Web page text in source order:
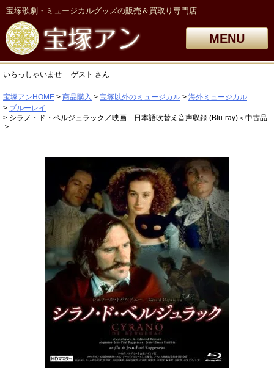
宝塚歌劇・ミュージカルグッズの販売＆買取り専門店
MENU
いらっしゃいませ ゲスト さん
宝塚アンHOME 商品購入 宝塚以外のミュージカル
海外ミュージカル
ブルーレイ
シラノ・ド・ベルジュラック／映画 日本語吹替え音声収録 (Blu-ray)＜中古品
＞